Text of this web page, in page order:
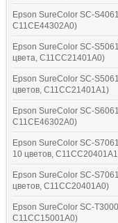
Epson SureColor SC-
C11CE44302A0)
Epson SureColor SC-
цвета, C11CC21401A0)
Epson SureColor SC-
цветов, C11CC21401A1)
Epson SureColor SC-
C11CE46302A0)
Epson SureColor SC-
10 цветов,
Epson SureColor SC-
цветов, C11CC20401A0)
Epson SureColor SC-
C11CC15001A0)